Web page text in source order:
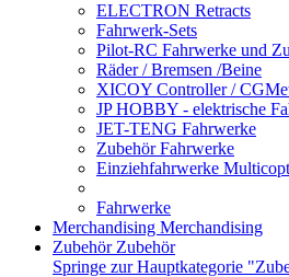
ELECTRON Retracts
Fahrwerk-Sets
Pilot-RC Fahrwerke und
Räder / Bremsen /Beine
XICOY Controller /
JP HOBBY - elektrische
JET-TENG Fahrwerke
Zubehör Fahrwerke
Einziehfahrwerke
Fahrwerke
Merchandising Merchandising
Zubehör Zubehör
Springe zur Hauptkategorie